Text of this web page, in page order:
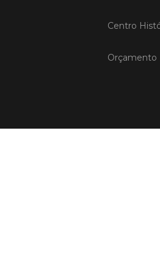
Centro
Orçamento